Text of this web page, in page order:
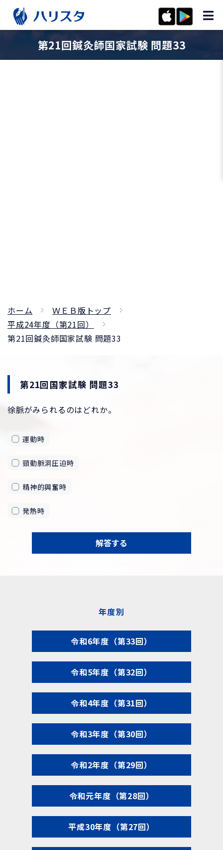
第21回鍼灸師国家試験 問題33
ホーム
ＷＥＢ版トップ
平成24年度（第21回）
第21回鍼灸師国家試験 問題33
第21回国家試験 問題33
徐脈がみられるのはどれか。
運動時
頸動脈洞圧迫時
精神的興奮時
発熱時
解答する
年度別
令和6年度（第33回）
令和5年度（第32回）
令和4年度（第31回）
令和3年度（第30回）
令和2年度（第29回）
令和元年度（第28回）
平成30年度（第27回）